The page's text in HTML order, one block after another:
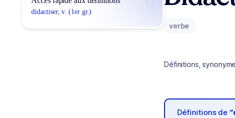
didactiser, v. (1er gr.)
verbe
Définitions,
Définitions de